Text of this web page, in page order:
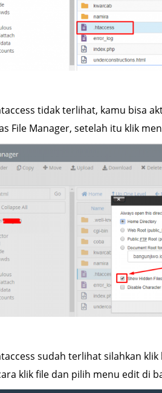
tidak terlihat, kamu bisa
File Manager, setelah itu klik
sudah terlihat silahkan
klik file dan pilih menu edit di